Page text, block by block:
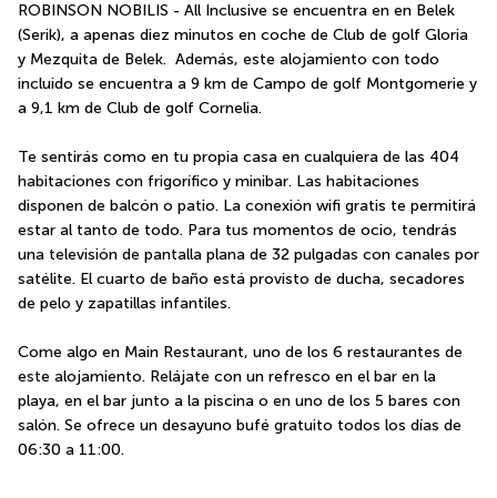
ROBINSON NOBILIS - All Inclusive se encuentra en en Belek
(Serik), a apenas diez minutos en coche de Club de golf Gloria
y Mezquita de Belek.  Además, este alojamiento con todo
incluido se encuentra a 9 km de Campo de golf Montgomerie y
a 9,1 km de Club de golf Cornelia.
Te sentirás como en tu propia casa en cualquiera de las 404
habitaciones con frigorífico y minibar. Las habitaciones
disponen de balcón o patio. La conexión wifi gratis te permitirá
estar al tanto de todo. Para tus momentos de ocio, tendrás
una televisión de pantalla plana de 32 pulgadas con canales por
satélite. El cuarto de baño está provisto de ducha, secadores
de pelo y zapatillas infantiles.
Come algo en Main Restaurant, uno de los 6 restaurantes de
este alojamiento. Relájate con un refresco en el bar en la
playa, en el bar junto a la piscina o en uno de los 5 bares con
salón. Se ofrece un desayuno bufé gratuito todos los días de
06:30 a 11:00.